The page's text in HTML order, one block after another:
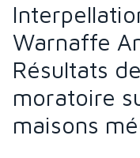
Warnaffe
Résultats
moratoire
maisons